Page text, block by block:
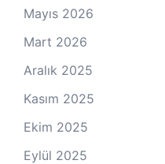
Mayıs 2026
Mart 2026
Aralık 2025
Kasım 2025
Ekim 2025
Eylül 2025